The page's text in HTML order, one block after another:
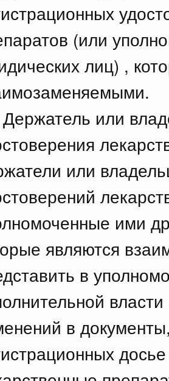
(или
лиц) ,
или
или
ими
являются
в
в